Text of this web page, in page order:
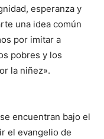
esperanza y
una idea común
por imitar a
pobres y los
la niñez».
encuentran bajo el
el evangelio de